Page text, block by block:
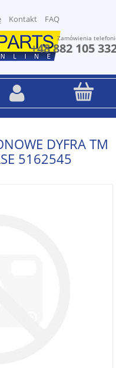
Kontakt FAQ
Zamówienia
+48 882 105
DYFRA TM
5162545